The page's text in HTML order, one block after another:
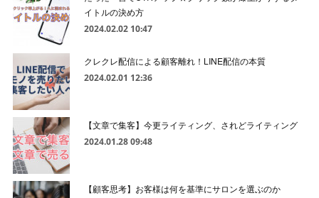
イトルの決め方
2024.02.02 10:47
クレクレ配信による顧客離れ！LINE配信の本質
2024.02.01 12:36
【文章で集客】今更ライティング、されどライティング
2024.01.28 09:48
【顧客思考】お客様は何を基準にサロンを選ぶのか